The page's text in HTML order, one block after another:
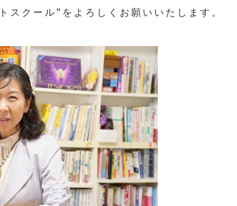
スクール”をよろしくお願いいたします。